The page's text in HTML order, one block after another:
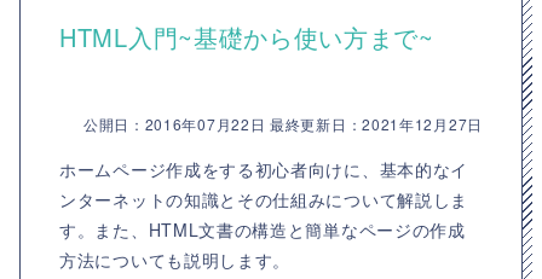
HTML入門~基礎から使い方まで~
公開日：2016年07月22日 最終更新日：2021年12月27日
ホームページ作成をする初心者向けに、基本的なイ
ンターネットの知識とその仕組みについて解説しま
す。また、HTML文書の構造と簡単なページの作成
方法についても説明します。